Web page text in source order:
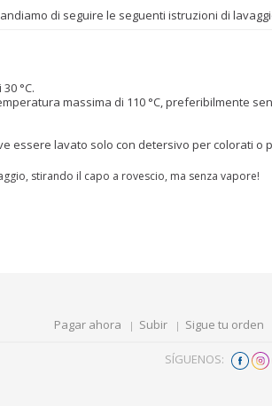
di seguire le seguenti istruzioni di
°C.
massima di 110 °C, preferibilmente
essere lavato solo con detersivo per colorati o
stirando il capo a rovescio, ma senza vapore!
Pagar ahora Subir Sigue tu orden
SÍGUENOS: